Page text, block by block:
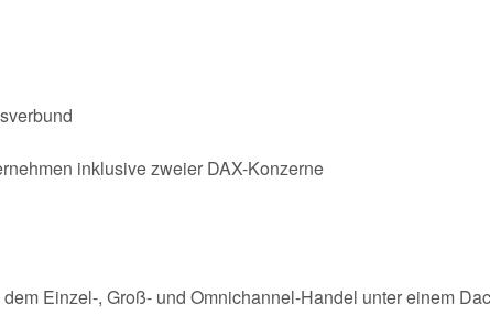
inklusive zweier DAX-Konzerne
Einzel-, Groß- und Omnichannel-Handel unter einem